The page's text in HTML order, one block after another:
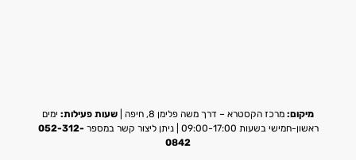
מיקום: מרכז הקסטרא – דרך משה פלימן 8, חיפה | שעות פעילות: ימים
ראשון-חמישי בשעות 09:00-17:00 | ניתן ליצור קשר במספר
052-312-
0842